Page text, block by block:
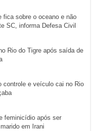
fica sobre o oceano e não
SC, informa Defesa Civil
Rio do Tigre após saída de
controle e veículo cai no Rio
feminicídio após ser
em Irani